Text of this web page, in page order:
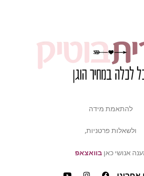
להתאמת מידה
ולשאלות פרטניות,
אנושי כאןבוואצאפ